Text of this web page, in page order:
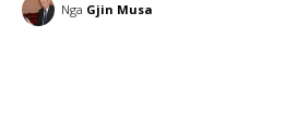
Nga Gjin Musa